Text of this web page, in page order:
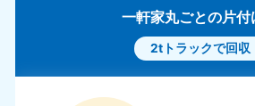
一軒家丸ごとの片付
2tトラックで回収